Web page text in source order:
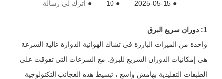
●
2025-05-15
●
10
● اترك لي رسالة
1: دوران سريع البرق
واحدة من الميزات البارزة في تشاك الهوائية الدوارة عالية السرعة
هي إمكانيات الدوران السريع للبرق. مع السرعات التي تفوقت على
الطبقات التقليدية بهامش واسع ، تبسيط هذه العجائب التكنولوجية